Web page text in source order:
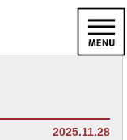
2025.11.28